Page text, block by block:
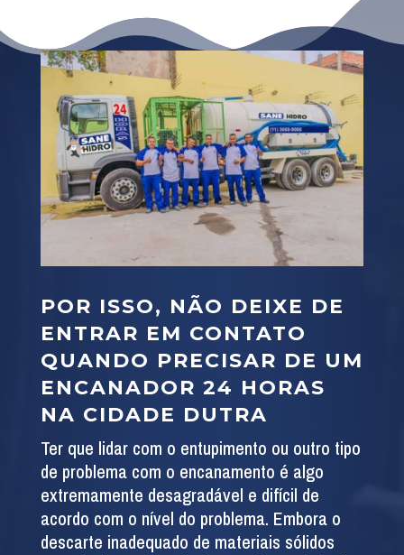
POR ISSO, NÃO DEIXE DE
ENTRAR EM CONTATO
QUANDO PRECISAR DE UM
ENCANADOR 24 HORAS
NA CIDADE DUTRA
Ter que lidar com o entupimento ou outro tipo
de problema com o encanamento é algo
extremamente desagradável e difícil de
acordo com o nível do problema. Embora o
descarte inadequado de materiais sólidos